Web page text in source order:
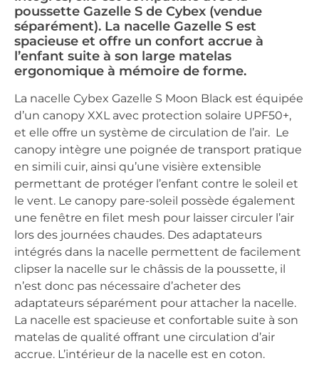
poussette Gazelle S de Cybex (vendue
séparément). La nacelle Gazelle S est
spacieuse et offre un confort accrue à
l’enfant suite à son large matelas
ergonomique à mémoire de forme.
La nacelle Cybex Gazelle S Moon Black est équipée
d’un canopy XXL avec protection solaire UPF50+,
et elle offre un système de circulation de l’air. Le
canopy intègre une poignée de transport pratique
en simili cuir, ainsi qu’une visière extensible
permettant de protéger l’enfant contre le soleil et
le vent. Le canopy pare-soleil possède également
une fenêtre en filet mesh pour laisser circuler l’air
lors des journées chaudes. Des adaptateurs
intégrés dans la nacelle permettent de facilement
clipser la nacelle sur le châssis de la poussette, il
n’est donc pas nécessaire d’acheter des
adaptateurs séparément pour attacher la nacelle.
La nacelle est spacieuse et confortable suite à son
matelas de qualité offrant une circulation d’air
accrue. L’intérieur de la nacelle est en coton.